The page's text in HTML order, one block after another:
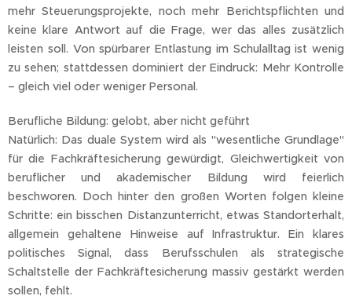
mehr Steuerungsprojekte, noch mehr Berichtspflichten und
keine klare Antwort auf die Frage, wer das alles zusätzlich
leisten soll. Von spürbarer Entlastung im Schulalltag ist wenig
zu sehen; stattdessen dominiert der Eindruck: Mehr Kontrolle
– gleich viel oder weniger Personal.
Berufliche Bildung: gelobt, aber nicht geführt
Natürlich: Das duale System wird als "wesentliche Grundlage"
für die Fachkräftesicherung gewürdigt, Gleichwertigkeit von
beruflicher und akademischer Bildung wird feierlich
beschworen. Doch hinter den großen Worten folgen kleine
Schritte: ein bisschen Distanzunterricht, etwas Standorterhalt,
allgemein gehaltene Hinweise auf Infrastruktur. Ein klares
politisches Signal, dass Berufsschulen als strategische
Schaltstelle der Fachkräftesicherung massiv gestärkt werden
sollen, fehlt.